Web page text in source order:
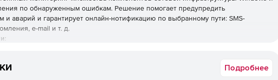
по обнаруженным ошибкам. Решение помогает предупредить
и аварий и гарантирует онлайн-нотификацию по выбранному пути: SMS-
e-mail и т. д.
Подробнее